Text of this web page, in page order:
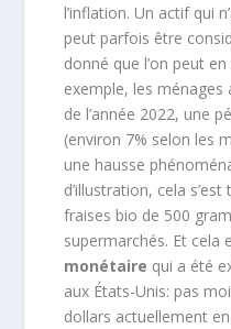
l’inflation. Un actif qui
peut parfois être
donné que l’on peut
exemple, les
de l’année 2022, une
(environ 7% selon les
une hausse
d’illustration, cela
fraises bio de 500
supermarchés. Et cela
monétaire qui a été
aux États-Unis: pas
dollars actuellement